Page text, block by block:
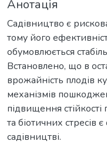
Анотація
Садівництво є
тому його
обумовлюється
Встановлено, що в
врожайність плодів
механізмів
підвищення
та біотичних стресів
садівництві.